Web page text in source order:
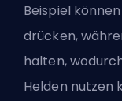
Beispiel
drücken,
halten,
Helden nutzen